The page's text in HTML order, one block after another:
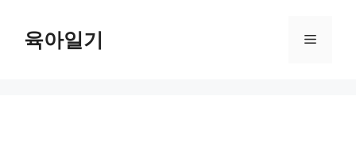
육아일기 메